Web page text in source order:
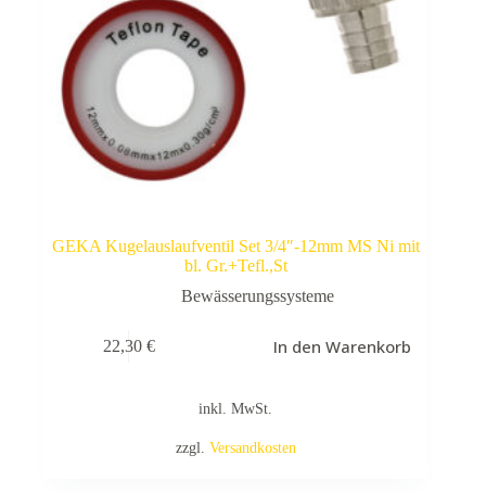
GEKA Kugelauslaufventil Set 3/4″-12mm MS Ni mit
bl. Gr.+Tefl.,St
Bewässerungssysteme
22,30 € In den Warenkorb
inkl. MwSt.
zzgl. Versandkosten